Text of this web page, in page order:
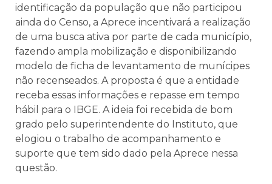
identificação da população que não participou
ainda do Censo, a Aprece incentivará a realização
de uma busca ativa por parte de cada município,
fazendo ampla mobilização e disponibilizando
modelo de ficha de levantamento de munícipes
não recenseados. A proposta é que a entidade
receba essas informações e repasse em tempo
hábil para o IBGE. A ideia foi recebida de bom
grado pelo superintendente do Instituto, que
elogiou o trabalho de acompanhamento e
suporte que tem sido dado pela Aprece nessa
questão.